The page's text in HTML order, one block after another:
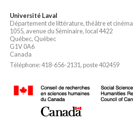
Université Laval
Département de littérature, théâtre et cinéma
1055, avenue du Séminaire, local 4422
Québec, Québec
G1V 0A6
Canada
Téléphone: 418-656-2131, poste 402459